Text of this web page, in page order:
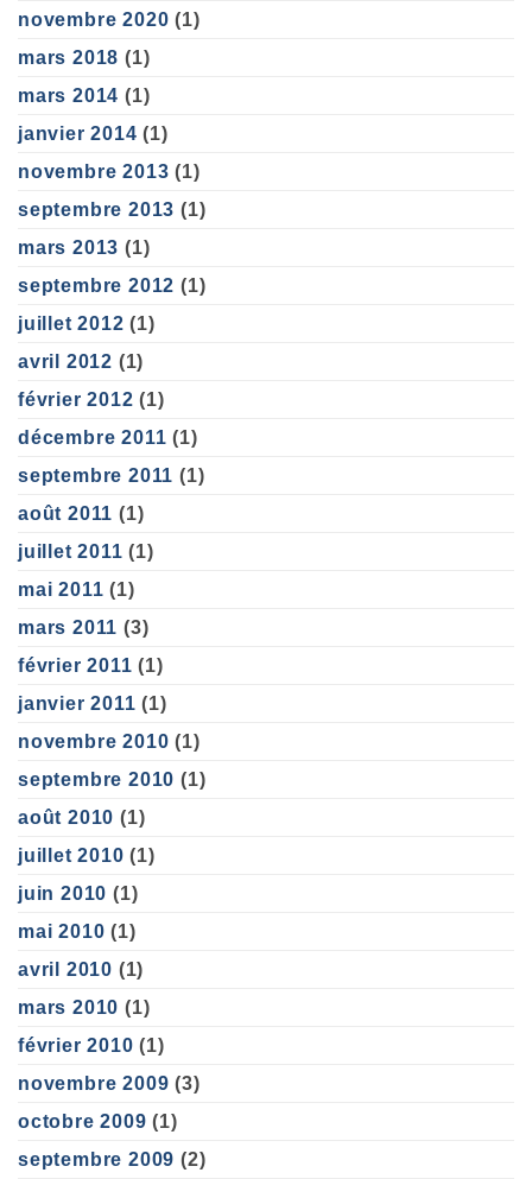
novembre 2020 (1)
mars 2018 (1)
mars 2014 (1)
janvier 2014 (1)
novembre 2013 (1)
septembre 2013 (1)
mars 2013 (1)
septembre 2012 (1)
juillet 2012 (1)
avril 2012 (1)
février 2012 (1)
décembre 2011 (1)
septembre 2011 (1)
août 2011 (1)
juillet 2011 (1)
mai 2011 (1)
mars 2011 (3)
février 2011 (1)
janvier 2011 (1)
novembre 2010 (1)
septembre 2010 (1)
août 2010 (1)
juillet 2010 (1)
juin 2010 (1)
mai 2010 (1)
avril 2010 (1)
mars 2010 (1)
février 2010 (1)
novembre 2009 (3)
octobre 2009 (1)
septembre 2009 (2)